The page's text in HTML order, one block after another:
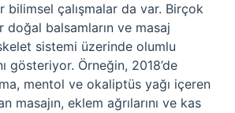
bilimsel çalışmalar da var. Birçok
doğal balsamların ve masaj
sistemi üzerinde olumlu
gösteriyor. Örneğin, 2018’de
mentol ve okaliptüs yağı içeren
masajın, eklem ağrılarını ve kas